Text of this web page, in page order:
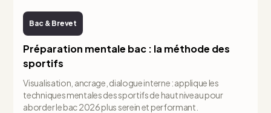
Bac & Brevet
Préparation mentale bac : la méthode des
sportifs
Visualisation, ancrage, dialogue interne : applique les
techniques mentales des sportifs de haut niveau pour
aborder le bac 2026 plus serein et performant.